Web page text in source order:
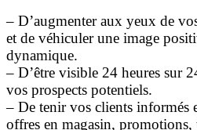
– D’augmenter aux yeux de
et de véhiculer une image
dynamique.
– D’être visible 24 heures sur
vos prospects potentiels.
– De tenir vos clients informés
offres en magasin, promotions,